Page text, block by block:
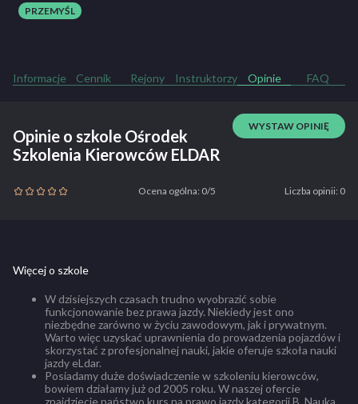
PRZEMYŚL
Informacje Cennik Rejony Instruktorzy Opinie FAQ
Opinie o szkole Ośrodek
Szkolenia Kierowców ELDAR
WYSTAW OPINIĘ
Ocena ogólna: 0/5 Liczba opinii: 0
Więcej o szkole
W dzisiejszych czasach trudno wyobrazić sobie
funkcjonowanie bez prawa jazdy. Niekiedy jest ono
niezbędne zarówno w życiu zawodowym, jak i prywatnym.
Warto więc uzyskać uprawnienia do prowadzenia pojazdów i
skorzystać z profesjonalnej nauki, jakie oferuje szkoła nauki
jazdy eLdar.
Posiadamy duże doświadczenie w szkoleniu kierowców,
bowiem działamy już od 2005 roku. W naszej ofercie
znajdziecie państwo kurs na prawo jazdy kategorii B. Nauka